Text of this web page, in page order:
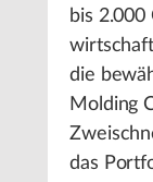
bis
die
Molding
das